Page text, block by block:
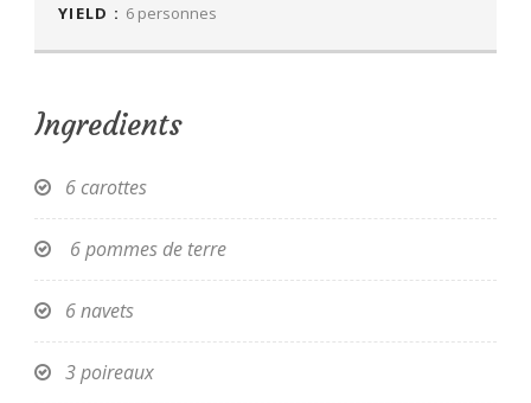
YIELD : 6 personnes
Ingredients
6 carottes
6 pommes de terre
6 navets
3 poireaux